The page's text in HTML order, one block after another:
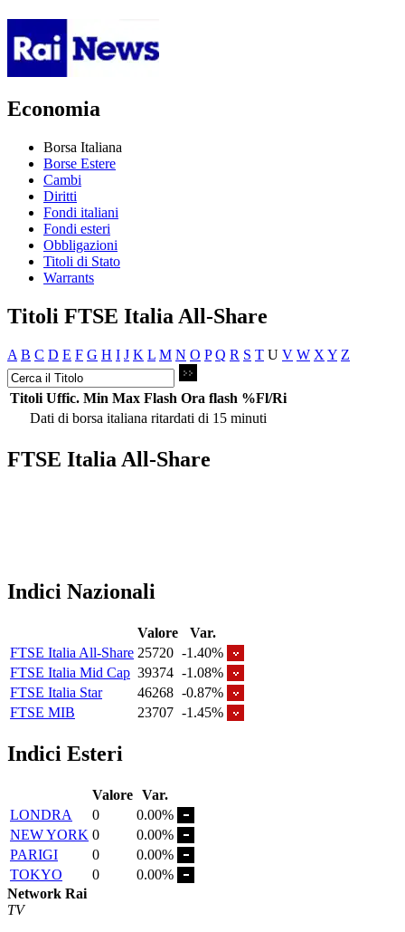
Economia
Borsa Italiana
Borse Estere
Cambi
Diritti
Fondi italiani
Fondi esteri
Obbligazioni
Titoli di Stato
Warrants
Titoli FTSE Italia All-Share
A B C D E F G H I J K L M N O P Q R S T U V W X Y Z
Titoli Uffic. Min Max Flash Ora flash %Fl/Ri
Dati di borsa italiana ritardati di 15 minuti
FTSE Italia All-Share
Indici Nazionali
Valore
Var.
FTSE Italia All-Share 25720 -1.40%
FTSE Italia Mid Cap 39374 -1.08%
FTSE Italia Star
46268 -0.87%
FTSE MIB
23707 -1.45%
Indici Esteri
Valore Var.
LONDRA
0
0.00%
NEW YORK 0
0.00%
PARIGI
0
0.00%
TOKYO
0
0.00%
Network Rai
TV